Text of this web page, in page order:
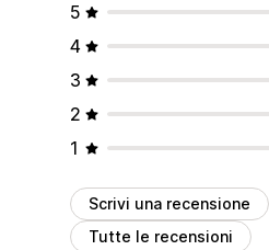
5
4
3
2
1
Scrivi una recensione
Tutte le recensioni